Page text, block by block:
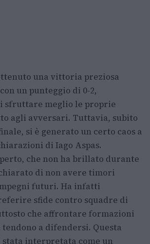
una vittoria preziosa
un punteggio di 0-2,
sfruttare meglio le proprie
agli avversari. Tuttavia, subito
si è generato un certo caos a
di Iago Aspas.
che non ha brillato durante
di non avere timori
futuri. Ha infatti
sfide contro squadre di
che affrontare formazioni
a difendersi. Questa
stata interpretata come un